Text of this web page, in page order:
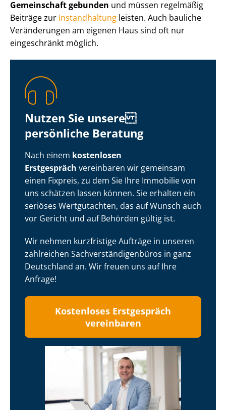
Gemeinschaft gebunden und müssen regelmäßig
Beiträge zur Instandhaltung leisten. Auch bauliche
Veränderungen am eigenen Haus sind oft nur
eingeschränkt möglich.
Nutzen Sie unsere
persönliche Beratung
Nach einem kostenlosen
Erstgespräch vereinbaren wir gemeinsam
einen Fixpreis, zu dem Sie Ihre Immobilie von
uns schätzen lassen können. Sie erhalten ein
seriöses Wertgutachten, das auf Wunsch auch
vor Gericht und auf Behörden gültig ist.
Wir nehmen kurzfristige Aufträge in unseren
zahlreichen Sach­ver­stän­di­gen­bü­ros in ganz
Deutschland an. Wir freuen uns auf Ihre
Anfrage!
Kostenloses Erstgespräch
vereinbaren